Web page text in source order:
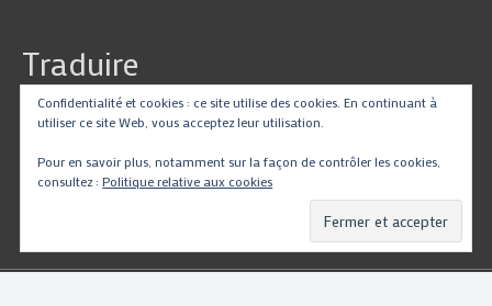
Traduire
Powered by Translate
Confidentialité et cookies : ce site utilise des cookies. En continuant à
utiliser ce site Web, vous acceptez leur utilisation.
Pour en savoir plus, notamment sur la façon de contrôler les cookies,
consultez :Politique relative aux cookies